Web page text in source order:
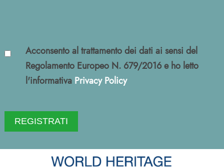
Acconsento al trattamento dei dati ai sensi del
Regolamento Europeo N. 679/2016 e ho letto
l'informativa Privacy Policy